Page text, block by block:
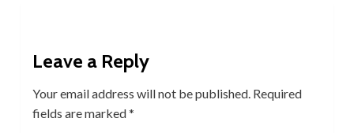
Leave a Reply
Your email address will not be published. Required
fields are marked*